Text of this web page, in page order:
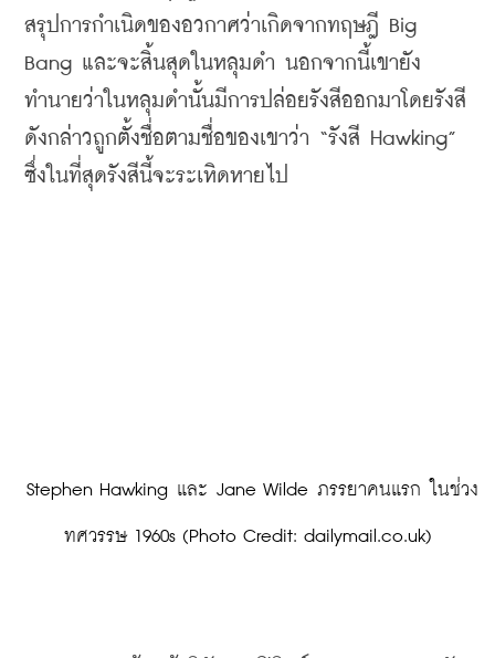
สรุปการกำเนิดของอวกาศว่าเกิดจากทฤษฎี Big
Bang และจะสิ้นสุดในหลุมดำ นอกจากนี้เขายัง
ทำนายว่าในหลุมดำนั้นมีการปล่อยรังสีออกมาโดยรังสี
ดังกล่าวถูกตั้งชื่อตามชื่อของเขาว่า “รังสี Hawking”
ซึ่งในที่สุดรังสีนี้จะระเหิดหายไป
ทศวรรษ 1960s (Photo Credit: dailymail.co.uk)